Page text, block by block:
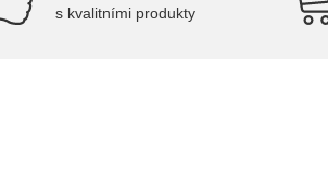
s kvalitními produkty